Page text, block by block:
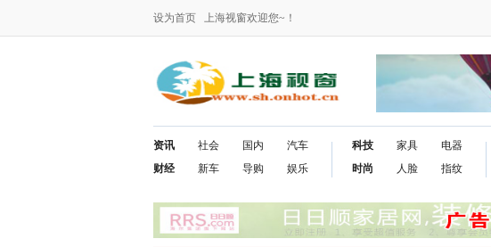
设为首页 上海视窗欢迎您~！
资讯
财经
社会
新车
国内
导购
汽车
娱乐
科技
时尚
家具
人脸
电器
指纹